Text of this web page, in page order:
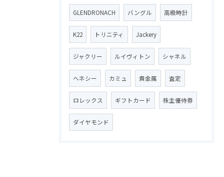
GLENDRONACH バングル 高級時計
K22 トリニティ Jackery
ジャクリー ルイヴィトン シャネル
ヘネシー カミュ 貴金属 査定
ロレックス ギフトカード 株主優待券
ダイヤモンド